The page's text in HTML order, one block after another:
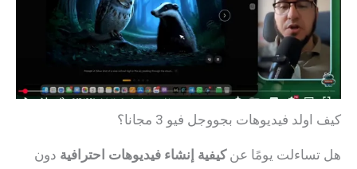
كيف اولد فيديوهات بجووجل فيو 3 مجانا؟
هل تساءلت يومًا عنكيفية إنشاء فيديوهات احترافية دون